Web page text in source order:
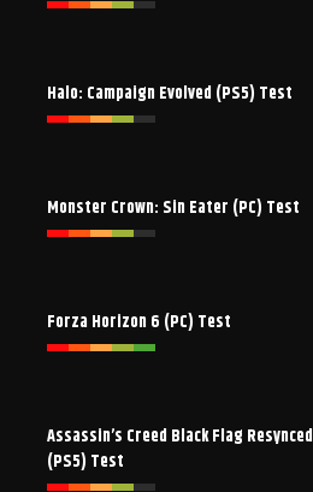
Halo: Campaign Evolved (PS5) Test
Monster Crown: Sin Eater (PC) Test
Forza Horizon 6 (PC) Test
Assassin’s Creed Black Flag Resynced
(PS5) Test